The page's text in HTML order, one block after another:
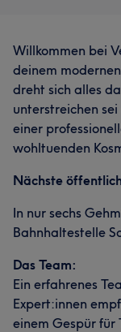
Willkommen bei
deinem
dreht sich alles
unterstreichen
einer
wohltuenden
Nächste
In nur sechs
Bahnhaltestelle
Das Team:
Ein erfahrenes
Expert:innen
einem Gespür für